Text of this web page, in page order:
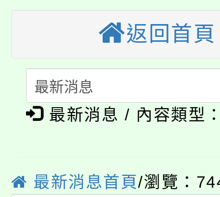
田徑場及游泳池舉行。
桃園市低收入戶享有免
視費優惠，中低收入戶
半價優惠，詳情可洽有
者。
大園自造教育及科技
份教師增能研習
大溪自造教育及科技中
份教師研習
淨零綠生活教案入校路
會
公告本校115學年度第
徵才活動。
YOUNG桃局內行報名
返回首頁
最新消息 / 內容類型
最新消息首頁/瀏覽：